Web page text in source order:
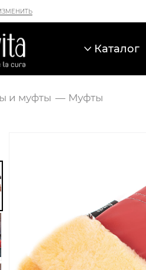
Каталог
и муфты Муфты